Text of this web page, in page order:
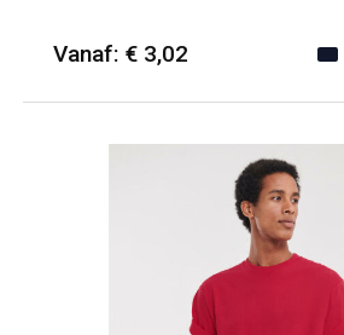
Vanaf: € 3,02
Minimale afname: 50
Merk: Fruit of the Loom